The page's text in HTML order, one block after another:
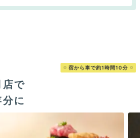
宿から車で約1時間10分
で
に